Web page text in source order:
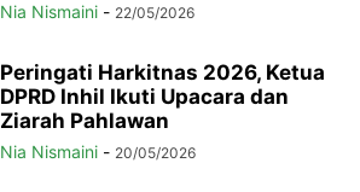
Nia Nismaini - 22/05/2026
Peringati Harkitnas 2026, Ketua
DPRD Inhil Ikuti Upacara dan
Ziarah Pahlawan
Nia Nismaini - 20/05/2026